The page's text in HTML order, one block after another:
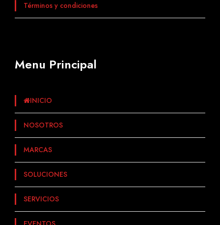
Términos y condiciones
Menu Principal
INICIO
NOSOTROS
MARCAS
SOLUCIONES
SERVICIOS